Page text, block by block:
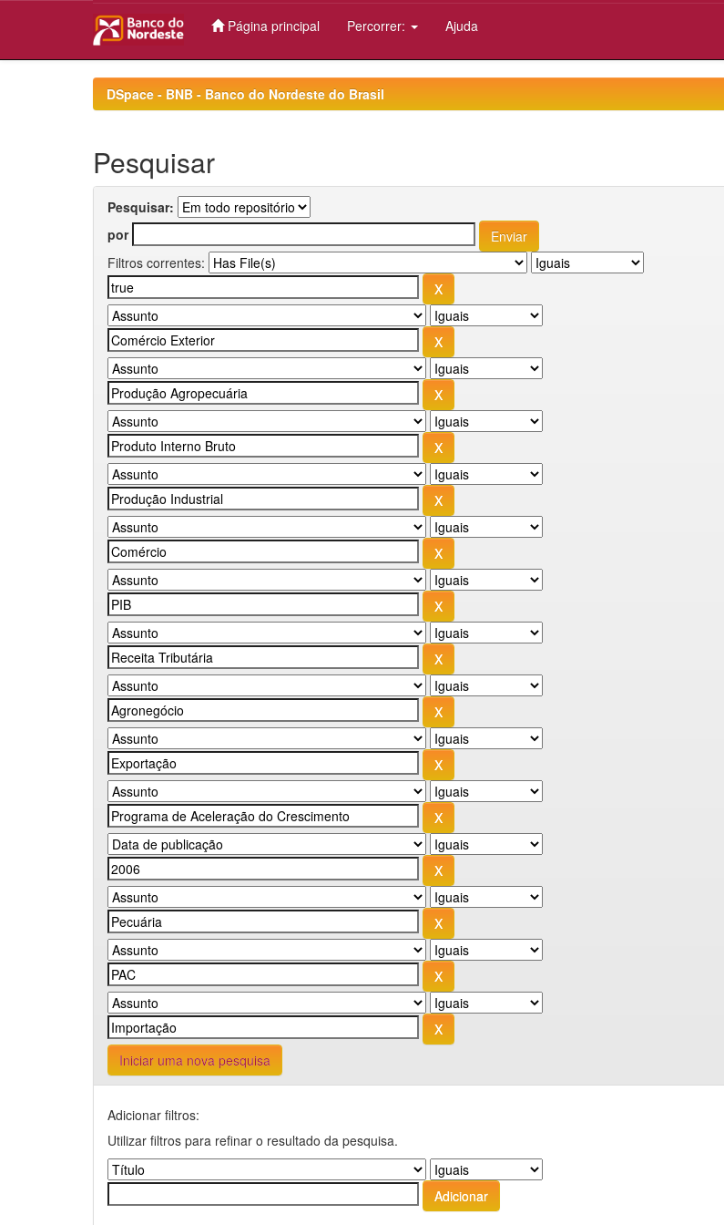
Página principal Percorrer: Ajuda
DSpace - BNB - Banco do Nordeste do Brasil
Pesquisar
Pesquisar:
por
Filtros correntes:
Iniciar uma nova pesquisa
Adicionar filtros:
Utilizar filtros para refinar o resultado da pesquisa.